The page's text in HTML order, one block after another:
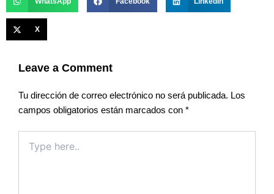
X
Leave a Comment
Tu dirección de correo electrónico no será publicada. Los
campos obligatorios están marcados con *
here..